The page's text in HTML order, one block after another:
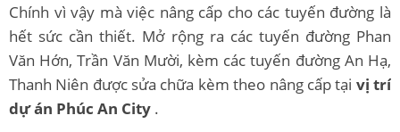
Chính vì vậy mà việc nâng cấp cho các tuyến đường là
hết sức cần thiết. Mở rộng ra các tuyến đường Phan
Văn Hớn, Trần Văn Mười, kèm các tuyến đường An Hạ,
Thanh Niên được sửa chữa kèm theo nâng cấp tại vị trí
dự án Phúc An City .